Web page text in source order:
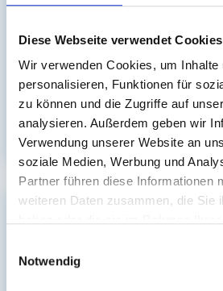
Diese Webseite verwendet Cookies
Wir verwenden Cookies, um Inhalte
personalisieren, Funktionen für
zu können und die Zugriffe auf
analysieren. Außerdem geben wir
Verwendung unserer Website an
soziale Medien, Werbung und
Partner führen diese Informationen
weiteren Daten zusammen, die Sie
Notwendig
Bis zu € 4.000 netto
(m/w/d) Work & Travel -
Arnsberg